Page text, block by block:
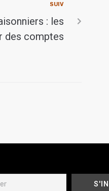
SUIV
: les
des comptes